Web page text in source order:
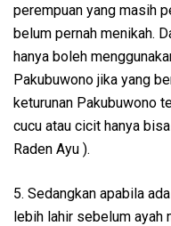
perempuan yang masih
belum pernah menikah.
hanya boleh
Pakubuwono jika yang
keturunan Pakubuwono
cucu atau cicit hanya
Raden Ayu ).
5. Sedangkan apabila
lebih lahir sebelum ayah